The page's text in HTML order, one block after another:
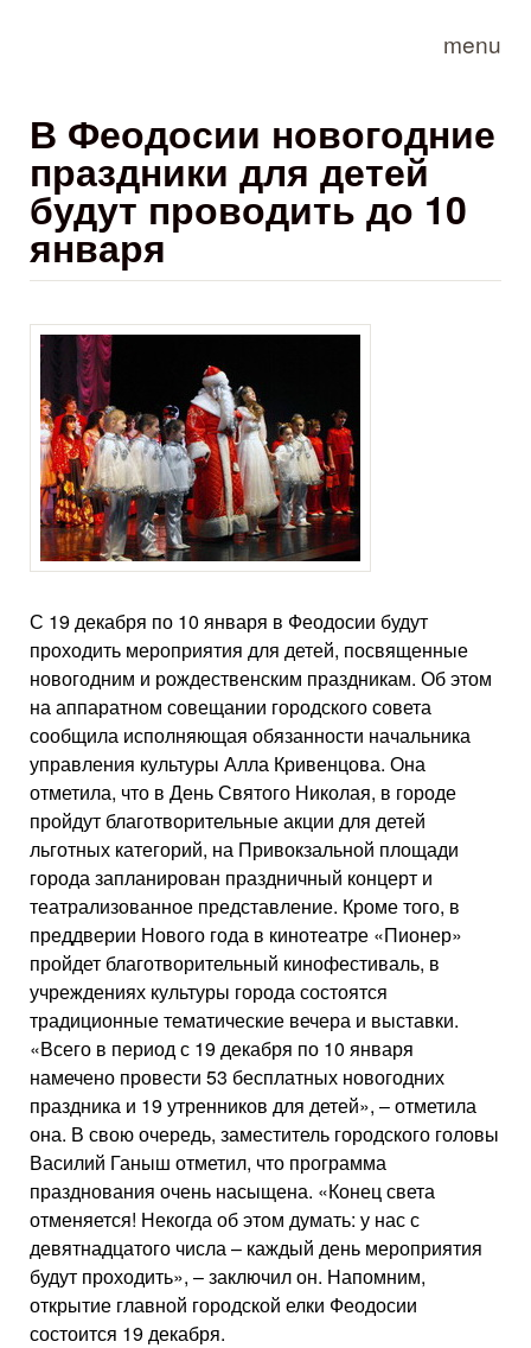
menu
В Феодосии новогодние
праздники для детей
будут проводить до 10
января
С 19 декабря по 10 января в Феодосии будут
проходить мероприятия для детей, посвященные
новогодним и рождественским праздникам. Об этом
на аппаратном совещании городского совета
сообщила исполняющая обязанности начальника
управления культуры Алла Кривенцова. Она
отметила, что в День Святого Николая, в городе
пройдут благотворительные акции для детей
льготных категорий, на Привокзальной площади
города запланирован праздничный концерт и
театрализованное представление. Кроме того, в
преддверии Нового года в кинотеатре «Пионер»
пройдет благотворительный кинофестиваль, в
учреждениях культуры города состоятся
традиционные тематические вечера и выставки.
«Всего в период с 19 декабря по 10 января
намечено провести 53 бесплатных новогодних
праздника и 19 утренников для детей», – отметила
она. В свою очередь, заместитель городского головы
Василий Ганыш отметил, что программа
празднования очень насыщена. «Конец света
отменяется! Некогда об этом думать: у нас с
девятнадцатого числа – каждый день мероприятия
будут проходить», – заключил он. Напомним,
открытие главной городской елки Феодосии
состоится 19 декабря.